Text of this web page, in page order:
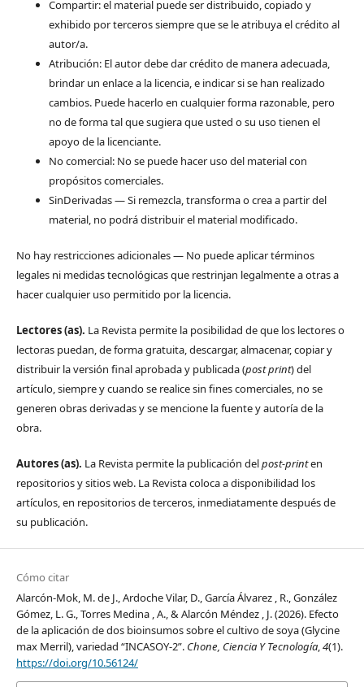
Compartir: el material puede ser distribuido, copiado y
exhibido por terceros siempre que se le atribuya el crédito al
autor/a.
Atribución: El autor debe dar crédito de manera adecuada,
brindar un enlace a la licencia, e indicar si se han realizado
cambios. Puede hacerlo en cualquier forma razonable, pero
no de forma tal que sugiera que usted o su uso tienen el
apoyo de la licenciante.
No comercial: No se puede hacer uso del material con
propósitos comerciales.
SinDerivadas — Si remezcla, transforma o crea a partir del
material, no podrá distribuir el material modificado.
No hay restricciones adicionales — No puede aplicar términos
legales ni medidas tecnológicas que restrinjan legalmente a otras a
hacer cualquier uso permitido por la licencia.
Lectores (as). La Revista permite la posibilidad de que los lectores o
lectoras puedan, de forma gratuita, descargar, almacenar, copiar y
distribuir la versión final aprobada y publicada (post print) del
artículo, siempre y cuando se realice sin fines comerciales, no se
generen obras derivadas y se mencione la fuente y autoría de la
obra.
Autores (as). La Revista permite la publicación delpost-printen
repositorios y sitios web. La Revista coloca a disponibilidad los
artículos, en repositorios de terceros, inmediatamente después de
su publicación.
Cómo citar
Alarcón-Mok, M. de J., Ardoche Vilar, D., García Álvarez , R., González
Gómez, L. G., Torres Medina , A., & Alarcón Méndez , J. (2026). Efecto
de la aplicación de dos bioinsumos sobre el cultivo de soya (Glycine
max Merril), variedad “INCASOY-2”. Chone, Ciencia Y Tecnología,4(1).
https://doi.org/10.56124/